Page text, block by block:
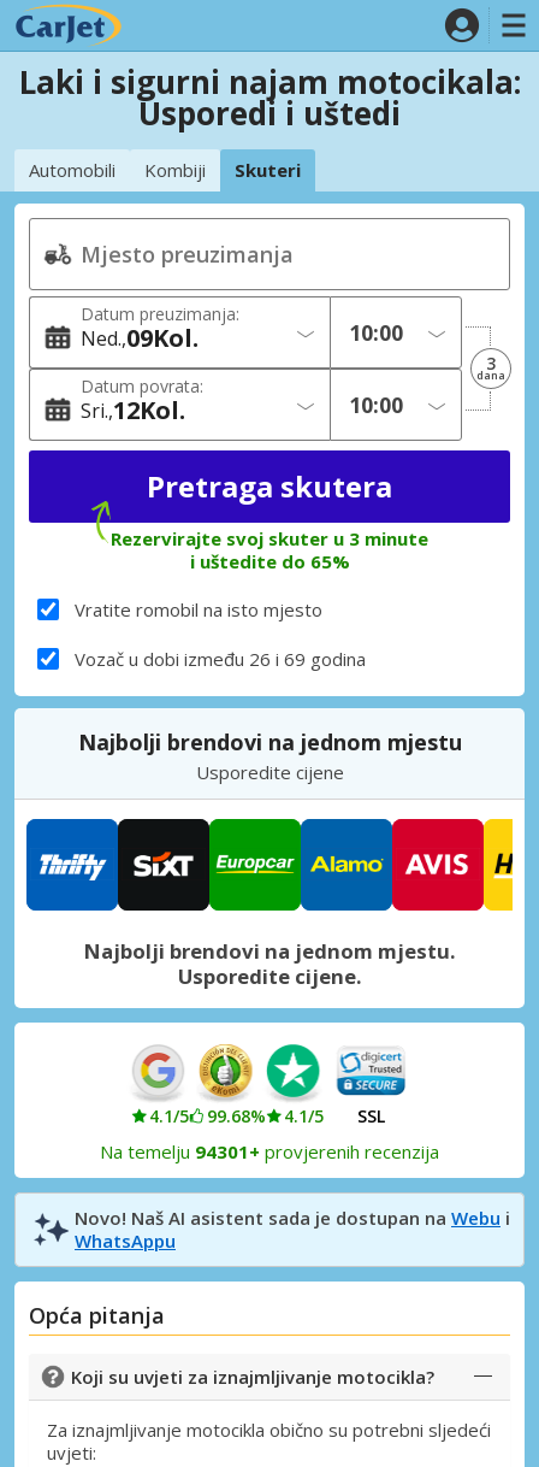
Laki i sigurni najam motocikala:
Usporedi i uštedi
Automobili Kombiji Skuteri
Datum preuzimanja:
Ned. 09Kol.
Datum povrata:
Sri. 12Kol.
3
dana
Rezervirajte svoj skuter u 3 minute
i uštedite do 65%
Vratite romobil na isto mjesto
Vozač u dobi između 26 i 69 godina
Najbolji brendovi na jednom mjestu
Usporedite cijene
Najbolji brendovi na jednom mjestu.
Usporedite cijene.
4.1/5 99.68% 4.1/5 SSL
Na temelju 94301+ provjerenih recenzija
Novo! Naš AI asistent sada je dostupan na Webu i
WhatsAppu
Opća pitanja
Koji su uvjeti za iznajmljivanje motocikla?
Za iznajmljivanje motocikla obično su potrebni sljedeći
uvjeti: